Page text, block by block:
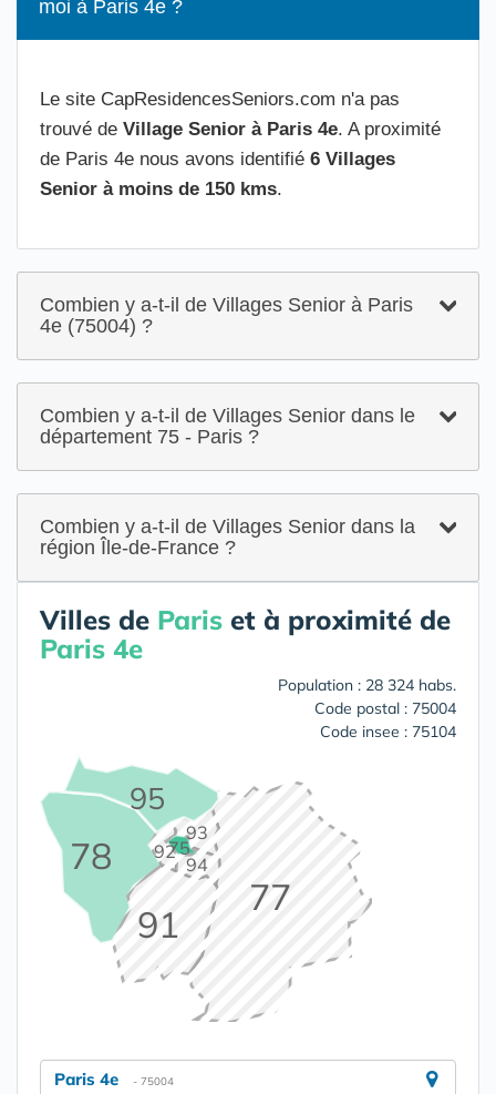
moi à Paris 4e ?
Le site CapResidencesSeniors.com n'a pas
trouvé de Village Senior à Paris 4e. A proximité
de Paris 4e nous avons identifié 6 Villages
Senior à moins de 150 kms.
Combien y a-t-il de Villages Senior à Paris
4e (75004) ?
Combien y a-t-il de Villages Senior dans le
département 75 - Paris ?
Combien y a-t-il de Villages Senior dans la
région Île-de-France ?
Villes de Paris et à proximité de
Paris 4e
Population : 28 324 habs.
Code postal : 75004
Code insee : 75104
75
77
78
91
92
93
94
95
Paris 4e - 75004